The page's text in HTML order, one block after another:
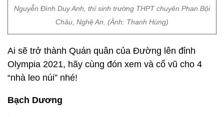
Nguyễn Đình Duy Anh, thí sinh trường THPT chuyên Phan Bội
Châu, Nghệ An. (Ảnh: Thanh Hùng)
Ai sẽ trở thành Quán quân của Đường lên đỉnh
Olympia 2021, hãy cùng đón xem và cổ vũ cho 4
“nhà leo núi” nhé!
Bạch Dương